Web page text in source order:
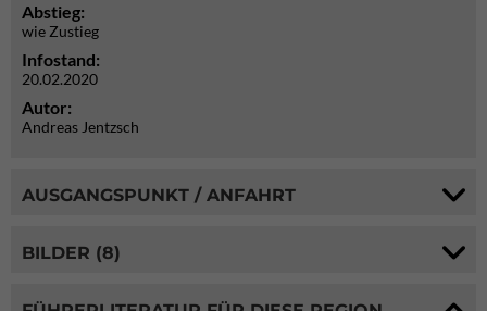
Abstieg:
wie Zustieg
Infostand:
20.02.2020
Autor:
Andreas Jentzsch
AUSGANGSPUNKT / ANFAHRT
BILDER (8)